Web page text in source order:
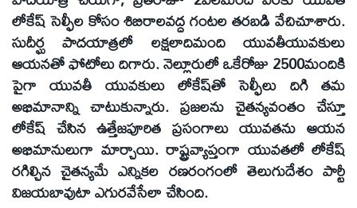
లోకేష్‌ సెల్ఫీల కోసం శిబిరాలవద్ద గంటల తరబడి వేచిచూశారు.
సుదీర్ఘ పాదయాత్రలో లక్షలాదిమంది యువతీయువకులు
ఆయనతో ఫోటోలు దిగారు. నెల్లూరులో ఒకేరోజు 2500మందికి
పైగా యువతీ యువకులు లోకేష్‌తో సెల్ఫీలు దిగి తమ
అభిమానాన్ని చాటుకున్నారు. ప్రజలను చైతన్యవంతం చేస్తూ
లోకేష్‌ చేసిన ఉత్తేజపూరిత ప్రసంగాలు యువతను ఆయన
అభిమానులుగా మార్చాయి. రాష్ట్రవ్యాప్తంగా యువతలో లోకేష్‌
రగిల్చిన చైతన్యమే ఎన్నికల రణరంగంలో తెలుగుదేశం పార్టీ
విజయబావుటా ఎగురవేసేలా చేసింది.